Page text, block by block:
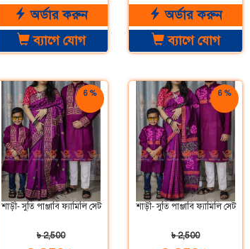
অর্ডার করুন
ব্যাগে যোগ
অর্ডার করুন
ব্যাগে যোগ
6 %
শাড়ী- সুতি পাঞ্জাবি ফ্যামিলি সেট
৳ 2,500
6 %
শাড়ী- সুতি পাঞ্জাবি ফ্যামিলি সেট
৳ 2,500